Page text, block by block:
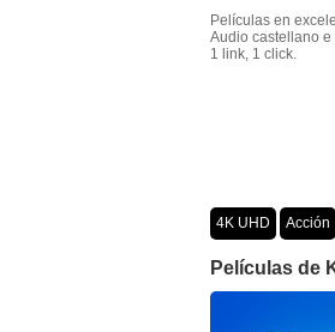
Películas en
Audio castellano
1 link, 1 click.
4K UHD Acción
Crimen
Películas de